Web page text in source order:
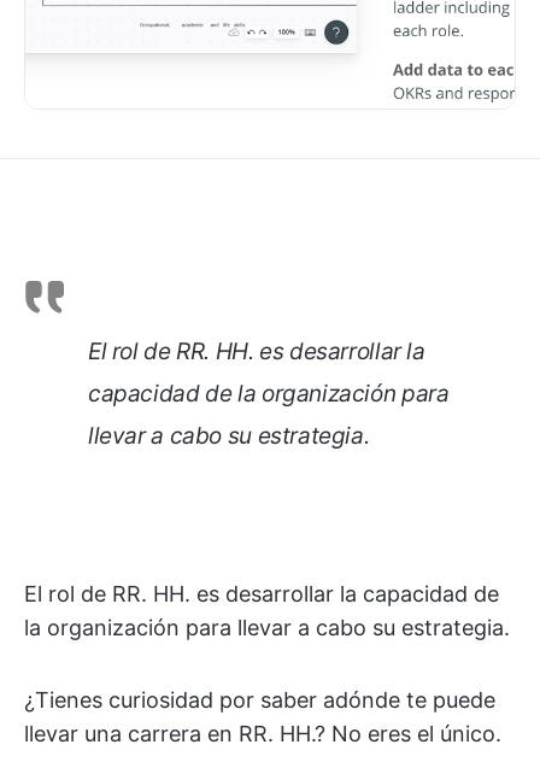
El rol de RR. HH. es desarrollar la
capacidad de la organización para
llevar a cabo su estrategia.
El rol de RR. HH. es desarrollar la capacidad de
la organización para llevar a cabo su estrategia.
¿Tienes curiosidad por saber adónde te puede
llevar una carrera en RR. HH.? No eres el único.